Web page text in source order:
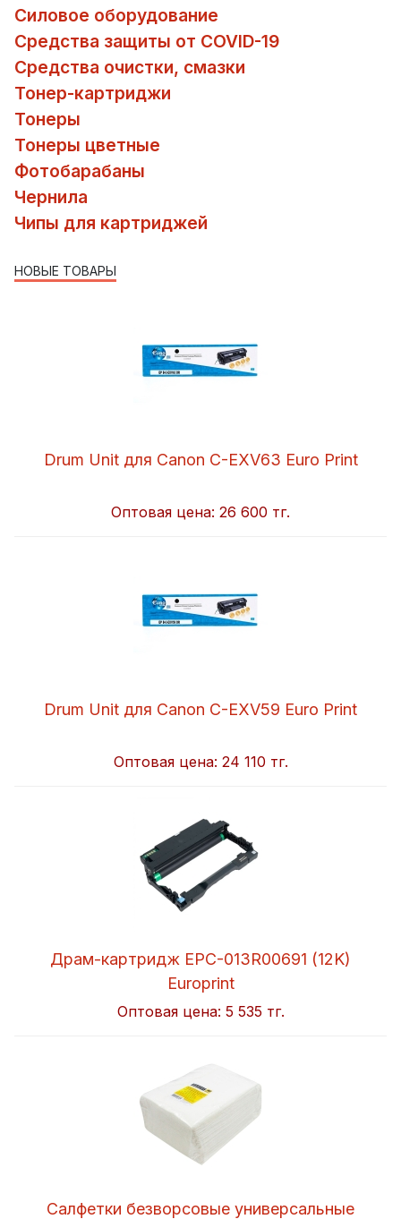
Силовое оборудование
Средства защиты от COVID-19
Средства очистки, смазки
Тонер-картриджи
Тонеры
Тонеры цветные
Фотобарабаны
Чернила
Чипы для картриджей
НОВЫЕ ТОВАРЫ
Drum Unit для Canon C-EXV63 Euro Print
Оптовая цена: 26 600 тг.
Drum Unit для Canon C-EXV59 Euro Print
Оптовая цена: 24 110 тг.
Драм-картридж EPC-013R00691 (12K)
Europrint
Оптовая цена: 5 535 тг.
Салфетки безворсовые универсальные